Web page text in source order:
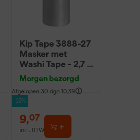
Kip Tape 3888-27
Masker met
Washi Tape - 2,7 x
20m
Morgen bezorgd
Afgelopen 30 dgn 10,39
-12%
9,07
incl. BTW